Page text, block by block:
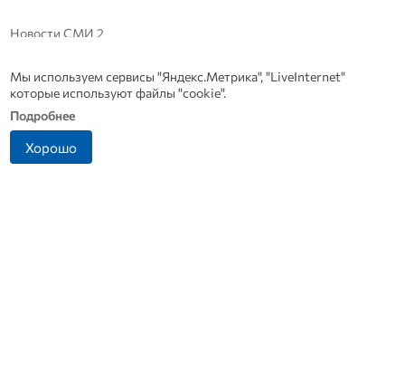
Новости СМИ 2
Мы используем сервисы "Яндекс.Метрика", "LiveInternet"
которые используют файлы "cookie".
Подробнее
Хорошо